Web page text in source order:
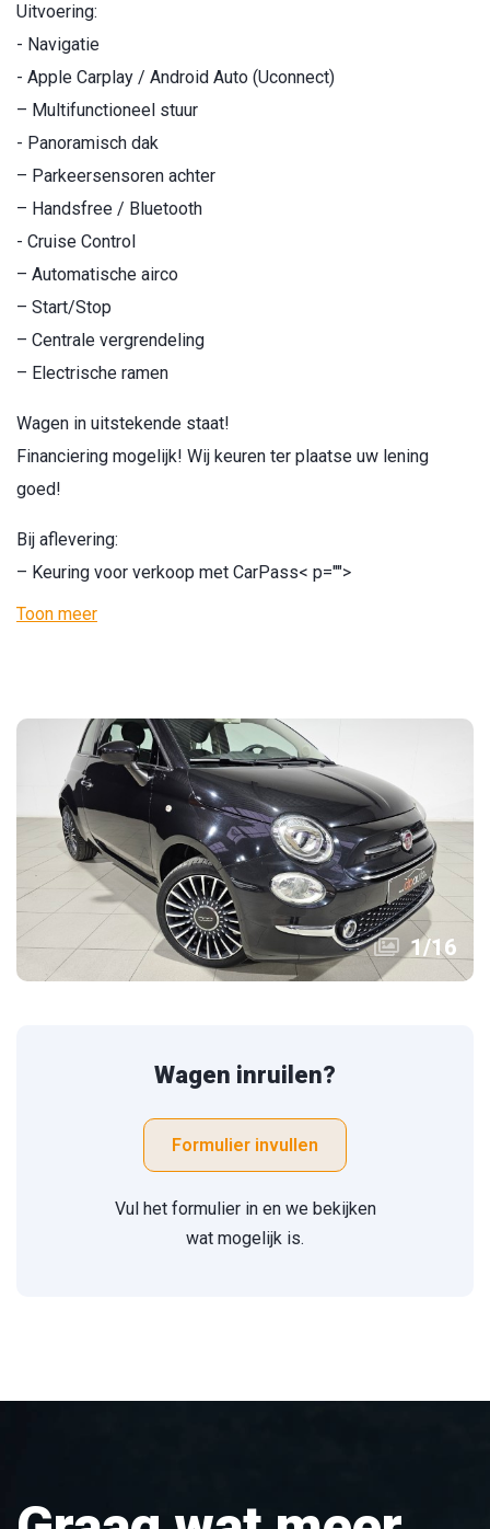
Uitvoering:
- Navigatie
- Apple Carplay / Android Auto (Uconnect)
– Multifunctioneel stuur
- Panoramisch dak
– Parkeersensoren achter
– Handsfree / Bluetooth
- Cruise Control
– Automatische airco
– Start/Stop
– Centrale vergrendeling
– Electrische ramen
Wagen in uitstekende staat!
Financiering mogelijk! Wij keuren ter plaatse uw lening
goed!
Bij aflevering:
– Keuring voor verkoop met CarPass< p="">
Toon meer
1/16
Wagen inruilen?
Formulier invullen
Vul het formulier in en we bekijken
wat mogelijk is.